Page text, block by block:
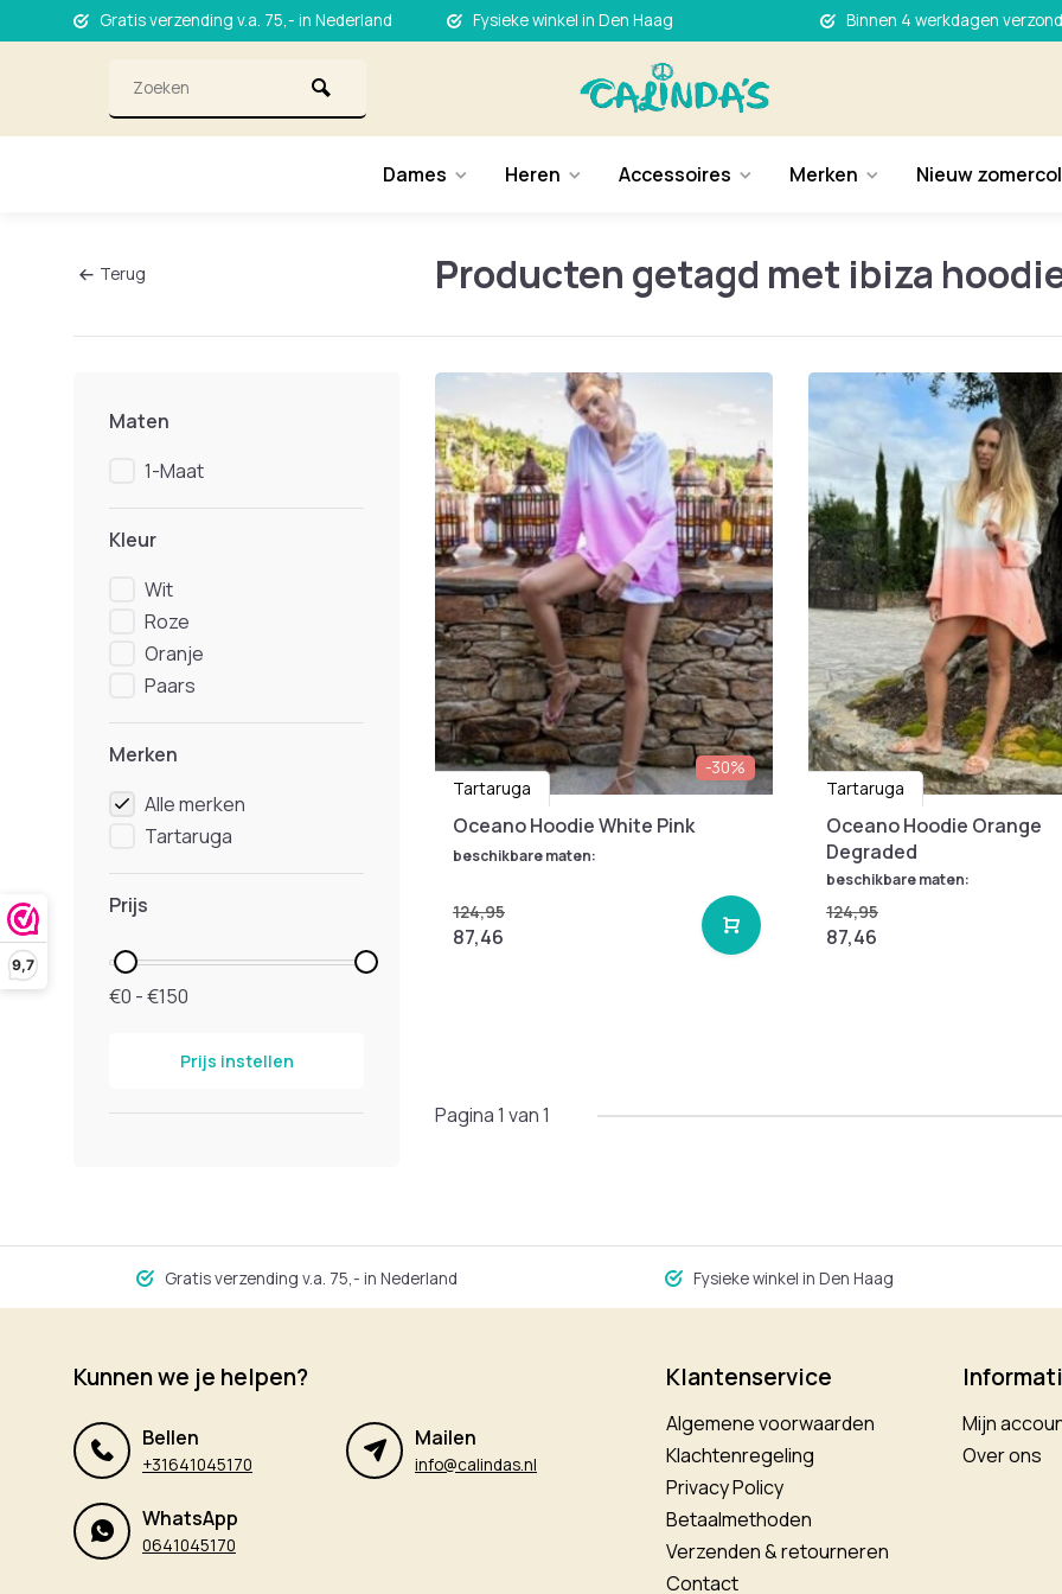
9,7
Gratis verzending v.a. 75,- in Nederland Fysieke winkel in Den Haag Binnen 4 werkdagen
Dames Heren Accessoires Merken Nieuw
Terug Producten getagd met ibiza
Maten
1-Maat
Kleur
Wit
Roze
Oranje
Paars
Merken
Alle merken
Tartaruga
Prijs
€0 - €150
Prijs instellen
-30%
Tartaruga
Oceano Hoodie White Pink
beschikbare maten:
124,95
87,46
Tartaruga
Oceano Hoodie Orange
Degraded
beschikbare maten:
124,95
87,46
Pagina 1 van 1
Gratis verzending v.a. 75,- in Nederland Fysieke winkel in Den Haag
Kunnen we je helpen?
Bellen
+31641045170
Mailen
info@calindas.nl
WhatsApp
0641045170
Klantenservice
Algemene voorwaarden
Klachtenregeling
Privacy Policy
Betaalmethoden
Verzenden & retourneren
Contact
Mijn
Over ons